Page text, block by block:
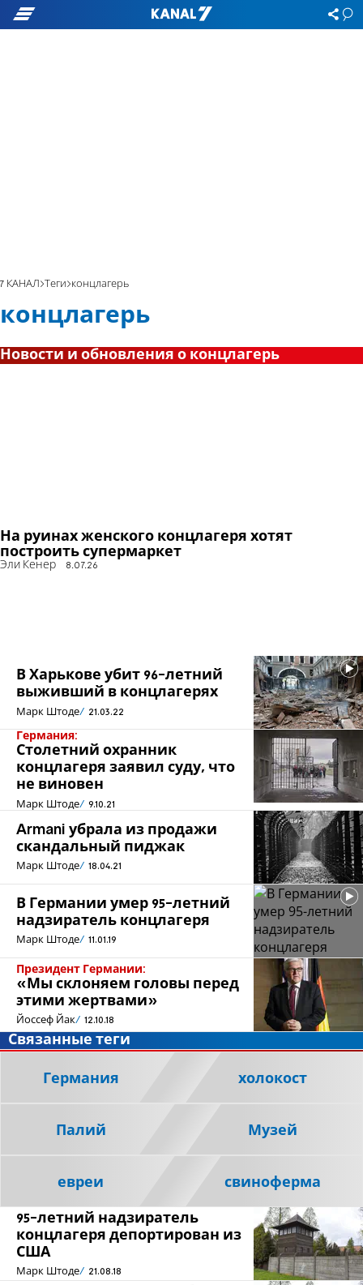
7 КАНАЛ Теги концлагерь
концлагерь
Новости и обновления о концлагерь
На руинах женского концлагеря хотят
построить супермаркет
Эли Кенер 8.07.26
В Харькове убит 96-летний
выживший в концлагерях
Марк Штоде 21.03.22
Германия:
Столетний охранник
концлагеря заявил суду, что
не виновен
Марк Штоде 9.10.21
Armani убрала из продажи
скандальный пиджак
Марк Штоде 18.04.21
В Германии умер 95-летний
надзиратель концлагеря
Марк Штоде 11.01.19
Президент Германии:
«Мы склоняем головы перед
этими жертвами»
Йоссеф Йак 12.10.18
95-летний надзиратель
концлагеря депортирован из
США
Марк Штоде 21.08.18
Связанные теги
Германия холокост
Палий Музей
евреи свиноферма